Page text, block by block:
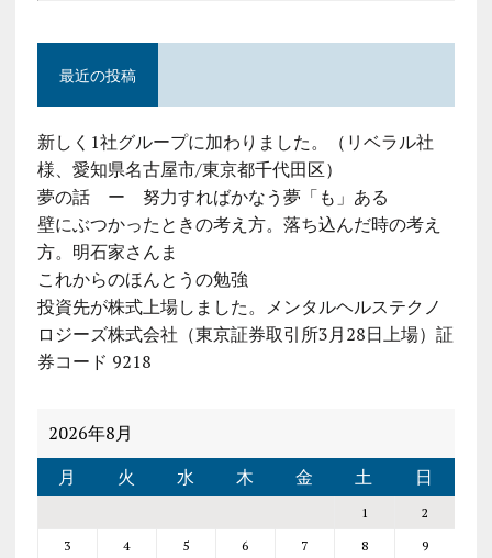
最近の投稿
新しく1社グループに加わりました。（リベラル社
様、愛知県名古屋市/東京都千代田区）
夢の話 ー 努力すればかなう夢「も」ある
壁にぶつかったときの考え方。落ち込んだ時の考え
方。明石家さんま
これからのほんとうの勉強
投資先が株式上場しました。メンタルヘルステクノ
ロジーズ株式会社（東京証券取引所3月28日上場）証
券コード 9218
2026年8月
月
火 水 木 金 土 日
1
2
3
4 5 6 7 8
9